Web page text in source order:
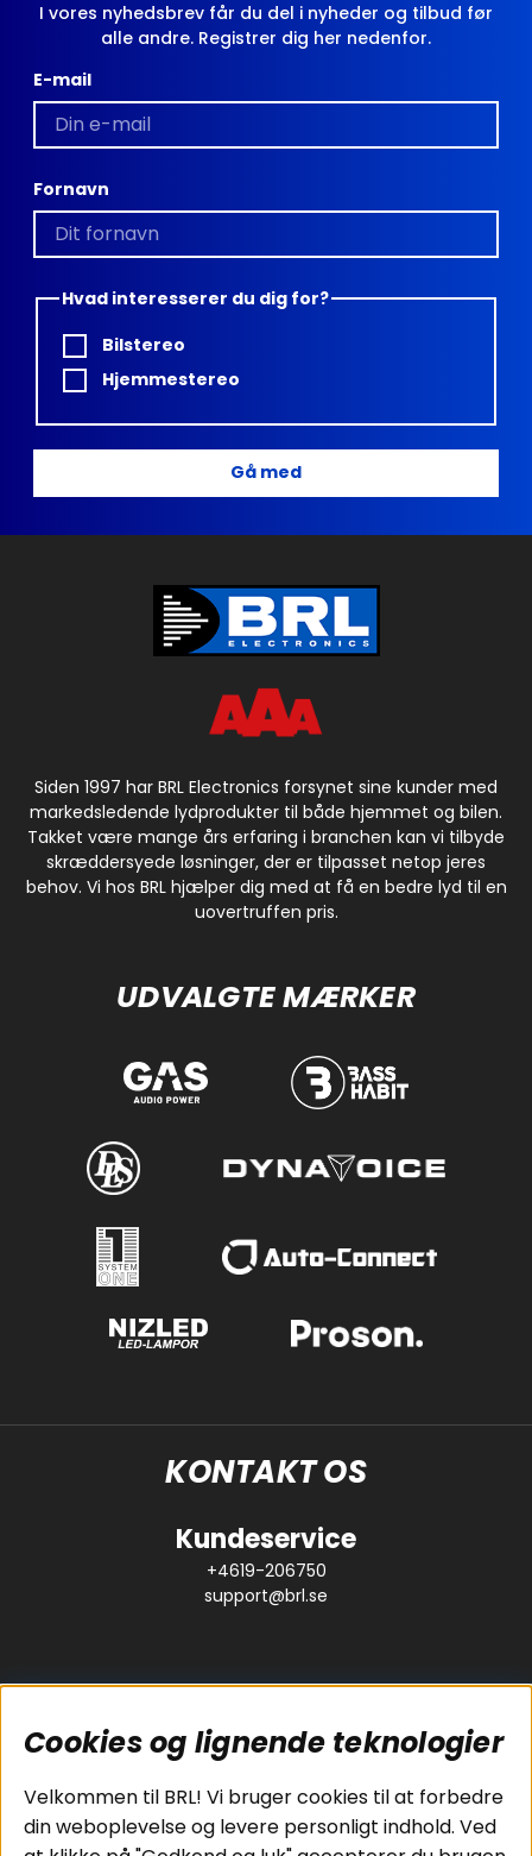
I vores nyhedsbrev får du del i nyheder og tilbud før
alle andre. Registrer dig her nedenfor.
E-mail
Fornavn
Hvad interesserer du dig for?
Bilstereo
Hjemmestereo
Gå med
Siden 1997 har BRL Electronics forsynet sine kunder med
markedsledende lydprodukter til både hjemmet og bilen.
Takket være mange års erfaring i branchen kan vi tilbyde
skræddersyede løsninger, der er tilpasset netop jeres
behov. Vi hos BRL hjælper dig med at få en bedre lyd til en
uovertruffen pris.
UDVALGTE MÆRKER
KONTAKT OS
Kundeservice
+4619-206750
support@brl.se
Populære sider
Pakkeløsninger
Bilstereo
Kundeservice
Cookies
Handelsbetingelser
Cookies og lignende teknologier
Velkommen til BRL! Vi bruger cookies til at forbedre
din weboplevelse og levere personligt indhold. Ved